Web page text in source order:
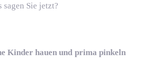
Sie jetzt?
Kinder hauen und prima pinkeln